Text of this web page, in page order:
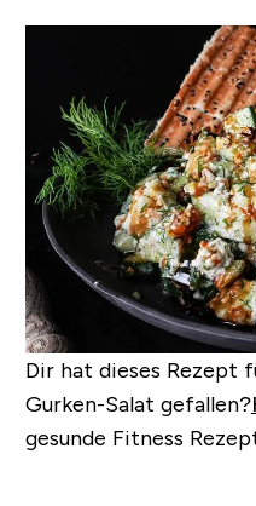
Dir hat dieses Rezept
Gurken-Salat gefallen?
gesunde Fitness